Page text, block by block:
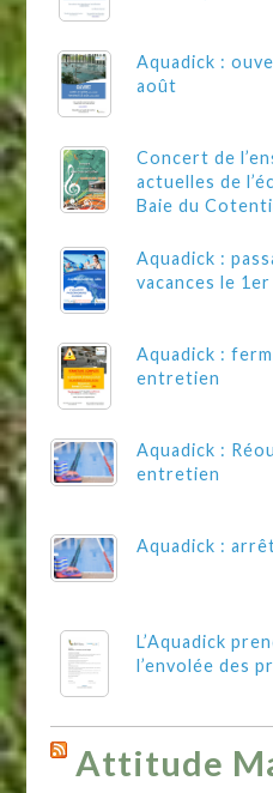
Aquadick :
août
Concert de
actuelles de
Baie du
Aquadick :
vacances le
Aquadick :
entretien
Aquadick :
entretien
Aquadick :
L’Aquadick
l’envolée des
Attitude